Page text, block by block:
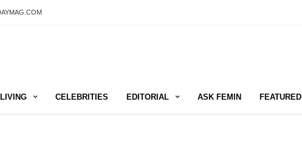
LIVING CELEBRITIES EDITORIAL ASK FEMIN FEATURED